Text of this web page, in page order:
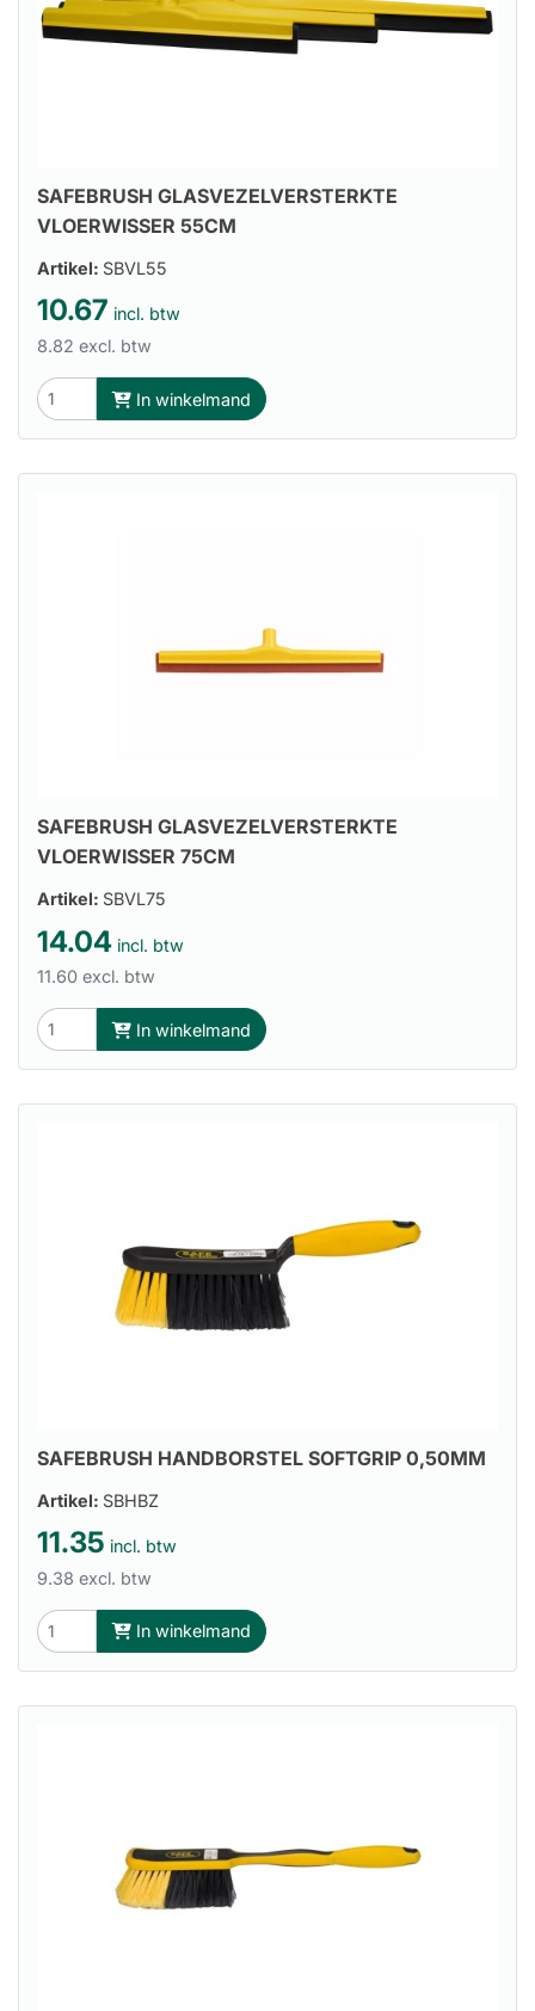
SAFEBRUSH GLASVEZELVERSTERKTE
VLOERWISSER 55CM
Artikel: SBVL55
10.67 incl. btw
8.82 excl. btw
In winkelmand
SAFEBRUSH GLASVEZELVERSTERKTE
VLOERWISSER 75CM
Artikel: SBVL75
14.04 incl. btw
11.60 excl. btw
In winkelmand
SAFEBRUSH HANDBORSTEL SOFTGRIP 0,50MM
Artikel: SBHBZ
11.35 incl. btw
9.38 excl. btw
In winkelmand